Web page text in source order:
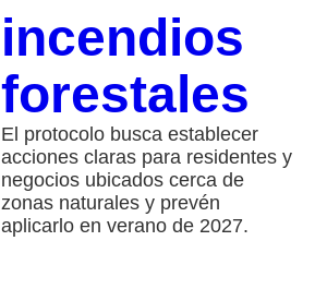
incendios
forestales
El protocolo busca establecer
acciones claras para residentes y
negocios ubicados cerca de
zonas naturales y prevén
aplicarlo en verano de 2027.